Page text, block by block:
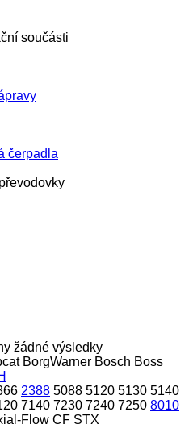
součásti
čerpadla
žádné výsledky
BorgWarner Bosch Boss
2388 5088 5120 5130 5140
7140 7230 7240 7250 8010
Flow CF STX